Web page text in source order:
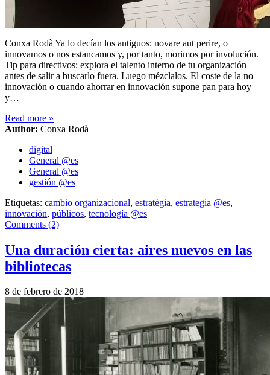
Conxa Rodà Ya lo decían los antiguos: novare aut perire, o
innovamos o nos estancamos y, por tanto, morimos por involución.
Tip para directivos: explora el talento interno de tu organización
antes de salir a buscarlo fuera. Luego mézclalos. El coste de la no
innovación o cuando ahorrar en innovación supone pan para hoy
y…
Read more »
Author: Conxa Rodà
digital
General @es
General @es
gestión @es
Etiquetas: cambio organizacional, estratègia, estrategia @es,
innovación, públicos, tecnología @es
Comments (2)
Una duración cierta: aires nuevos en las
bibliotecas
8 de febrero de 2018